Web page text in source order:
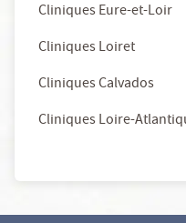
Cliniques Eure-et-Loir
Cliniques Loiret
Cliniques Calvados
Cliniques Loire-